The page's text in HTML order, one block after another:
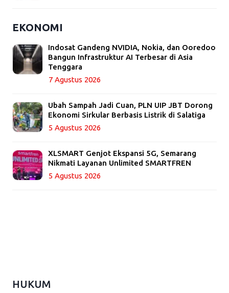
EKONOMI
Indosat Gandeng NVIDIA, Nokia, dan Ooredoo
Bangun Infrastruktur AI Terbesar di Asia
Tenggara
7 Agustus 2026
Ubah Sampah Jadi Cuan, PLN UIP JBT Dorong
Ekonomi Sirkular Berbasis Listrik di Salatiga
5 Agustus 2026
XLSMART Genjot Ekspansi 5G, Semarang
Nikmati Layanan Unlimited SMARTFREN
5 Agustus 2026
HUKUM